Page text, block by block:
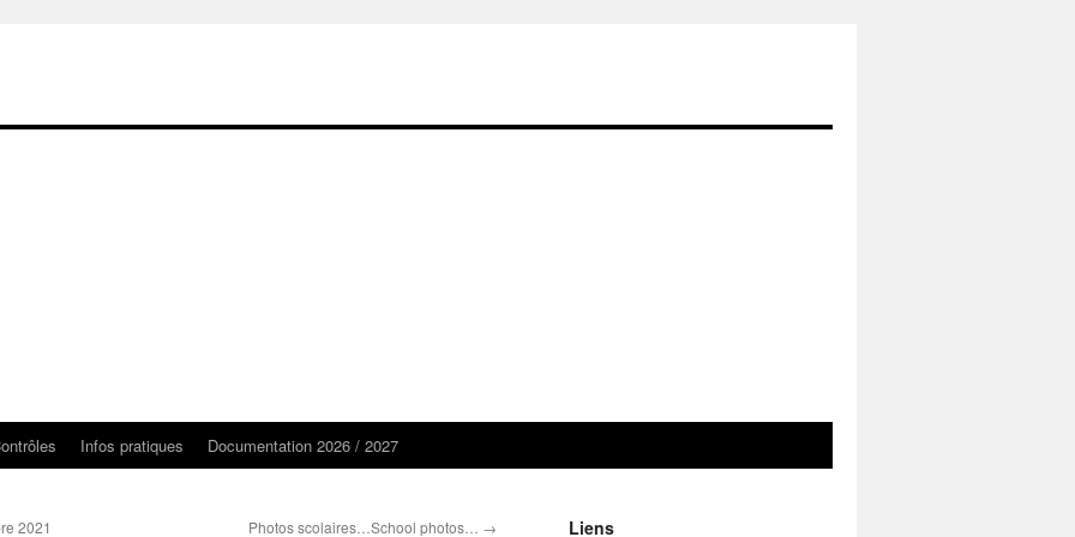
Infos pratiques Documentation 2026 / 2027
2021 Photos scolaires…School photos… → Liens